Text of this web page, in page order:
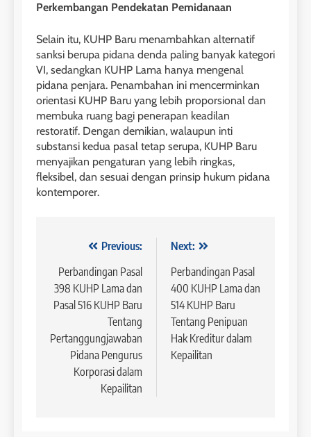
Perkembangan Pendekatan Pemidanaan
Selain itu, KUHP Baru menambahkan alternatif
sanksi berupa pidana denda paling banyak kategori
VI, sedangkan KUHP Lama hanya mengenal
pidana penjara. Penambahan ini mencerminkan
orientasi KUHP Baru yang lebih proporsional dan
membuka ruang bagi penerapan keadilan
restoratif. Dengan demikian, walaupun inti
substansi kedua pasal tetap serupa, KUHP Baru
menyajikan pengaturan yang lebih ringkas,
fleksibel, dan sesuai dengan prinsip hukum pidana
kontemporer.
Navigasi
pos
Previous:
Perbandingan Pasal
398 KUHP Lama dan
Pasal 516 KUHP Baru
Tentang
Pertanggungjawaban
Pidana Pengurus
Korporasi dalam
Kepailitan
Next:
Perbandingan Pasal
400 KUHP Lama dan
514 KUHP Baru
Tentang Penipuan
Hak Kreditur dalam
Kepailitan